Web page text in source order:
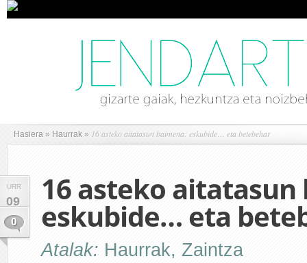
Hasiera » Haurrak » 16 asteko aitatasun baimena: eskubide… eta betebehar
URR
09
0
16 asteko aitatasun
eskubide… eta
Atalak: Haurrak, Zaintza